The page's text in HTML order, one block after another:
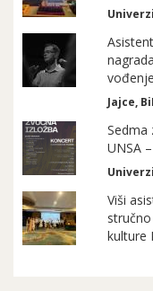
Jajce,
Sedma
UNSA
Viši
kulture